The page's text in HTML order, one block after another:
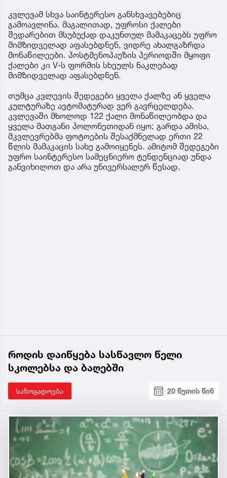
კვლევამ სხვა საინტერესო განსხვავებებიც
გამოავლინა. მაგალითად, უფროსი ქალები
შედარებით მსუბუქად დაკუნთულ მამაკაცებს უფრო
მიმზიდველად აფასებდნენ, ვიდრე ახალგაზრდა
მონაწილეები. პოსტმენოპაუზის პერიოდში მყოფი
ქალები კი V-ს ფორმის სხეულს ნაკლებად
მიმზიდველად აფასებდნენ.
თუმცა კვლევის შედეგები ყველა ქალზე ან ყველა
კულტურაზე ავტომატურად ვერ გავრცელდება.
კვლევაში მხოლოდ 122 ქალი მონაწილეობდა და
ყველა მათგანი პოლონეთიდან იყო; გარდა ამისა,
მკვლევრებმა ფოტოების შესაქმნელად ერთი 22
წლის მამაკაცის სახე გამოიყენეს. ამიტომ შედეგები
უფრო საინტერესო სამეცნიერო ტენდენციად უნდა
განვიხილოთ და არა უნივერსალურ წესად.
როდის დაიწყება სასწავლო წელი
სკოლებსა და ბაღებში
საზოგადოება 20 წუთის წინ